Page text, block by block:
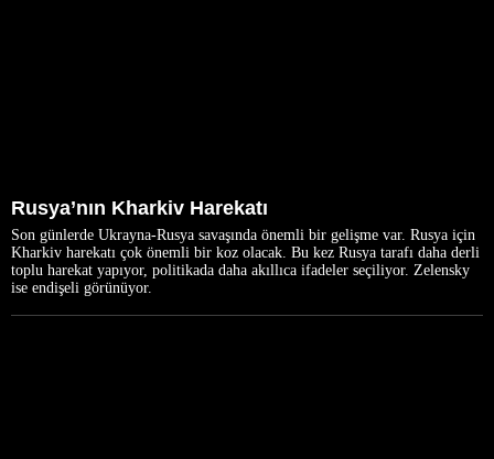
Rusya’nın Kharkiv Harekatı
Son günlerde Ukrayna-Rusya savaşında önemli bir gelişme var. Rusya için
Kharkiv harekatı çok önemli bir koz olacak. Bu kez Rusya tarafı daha derli
toplu harekat yapıyor, politikada daha akıllıca ifadeler seçiliyor. Zelensky
ise endişeli görünüyor.